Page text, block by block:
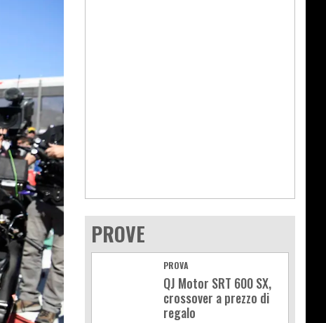
PROVE
PROVA
QJ Motor SRT 600 SX,
crossover a prezzo di
regalo